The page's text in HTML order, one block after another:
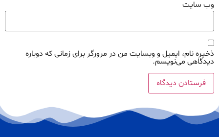
وب‌ سایت
ذخیره نام، ایمیل و وبسایت من در مرورگر برای زمانی که دوباره
دیدگاهی می‌نویسم.